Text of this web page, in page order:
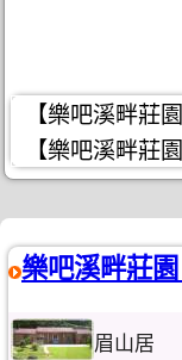
【樂吧溪畔莊
【樂吧溪畔莊
樂吧溪畔莊
眉山居